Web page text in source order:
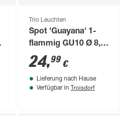
Trio Leuchten
Spot 'Guayana' 1-
flammig GU10 Ø 8,7
x 12 cm
24,99 €
Lieferung nach Hause
Verfügbar in Troisdorf